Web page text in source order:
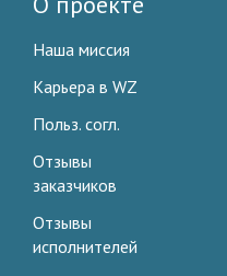
Наша миссия
Карьера в WZ
Польз. согл.
Отзывы
заказчиков
Отзывы
исполнителей